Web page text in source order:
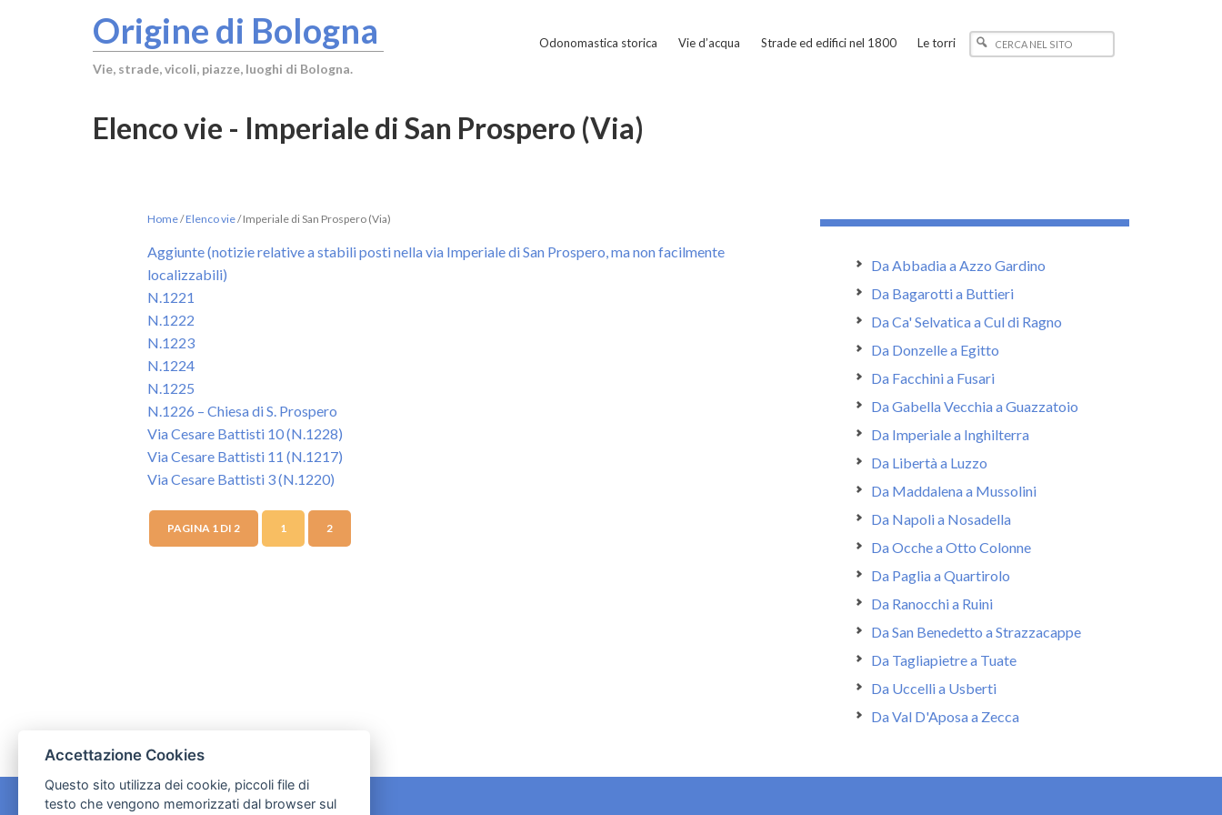
Origine di Bologna
Vie, strade, vicoli, piazze, luoghi di Bologna.
Odonomastica storica Vie d’acqua Strade ed edifici nel 1800 Le torri
Elenco vie - Imperiale di San Prospero (Via)
Home/Elenco vie/Imperiale di San Prospero (Via)
Aggiunte (notizie relative a stabili posti nella via Imperiale di San Prospero, ma non facilmente
localizzabili)
N.1221
N.1222
N.1223
N.1224
N.1225
N.1226 – Chiesa di S. Prospero
Via Cesare Battisti 10 (N.1228)
Via Cesare Battisti 11 (N.1217)
Via Cesare Battisti 3 (N.1220)
PAGINA 1 DI 2 1 2
Da Abbadia a Azzo Gardino
Da Bagarotti a Buttieri
Da Ca' Selvatica a Cul di Ragno
Da Donzelle a Egitto
Da Facchini a Fusari
Da Gabella Vecchia a Guazzatoio
Da Imperiale a Inghilterra
Da Libertà a Luzzo
Da Maddalena a Mussolini
Da Napoli a Nosadella
Da Ocche a Otto Colonne
Da Paglia a Quartirolo
Da Ranocchi a Ruini
Da San Benedetto a Strazzacappe
Da Tagliapietre a Tuate
Da Uccelli a Usberti
Da Val D'Aposa a Zecca
Accettazione Cookies
Questo sito utilizza dei cookie, piccoli file di
testo che vengono memorizzati dal browser sul